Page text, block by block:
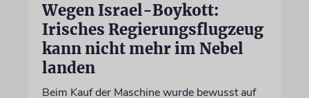
Wegen Israel-Boykott:
Irisches Regierungsflugzeug
kann nicht mehr im Nebel
landen
Beim Kauf der Maschine wurde bewusst auf